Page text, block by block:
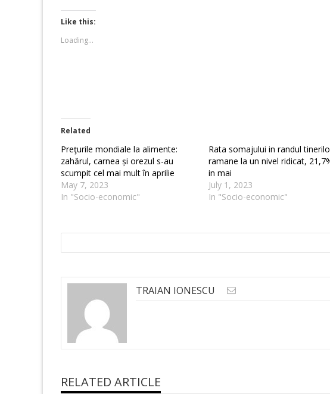
Twitter
(Opens
in
new
window)
Like this:
Loading...
Related
Preţurile mondiale la alimente:
zahărul, carnea și orezul s-au
scumpit cel mai mult în aprilie
May 7, 2023
In "Socio-economic"
Rata somajului in randul
ramane la un nivel ridicat,
in mai
July 1, 2023
In "Socio-economic"
TRAIAN IONESCU
RELATED ARTICLE